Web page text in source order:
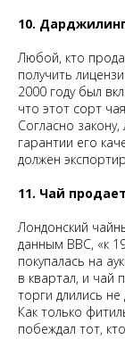
10.
Любой, кто
получить
2000 году был
что этот сорт
Согласно
гарантии его
должен
11. Чай
Лондонский
данным BBC, «к
покупалась на
в квартал, и чай
торги длились
Как только
побеждал тот,